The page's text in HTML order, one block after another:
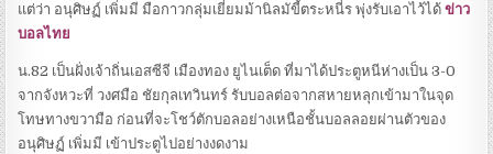
แต่ว่า อนุศิษฏ์ เพิ่มมี มือกาวกลุ่มเยี่ยมม้านิลมัขี้ตระหนี่ร พุ่งรับเอาไว้ได้ข่าว
บอลไทย
น.82 เป็นฝั่งเจ้าถิ่นเอสซีจี เมืองทอง ยูไนเต็ด ที่มาได้ประตูหนีห่างเป็น 3-0
จากจังหวะที่ วงศมือ ชัยกุลเทวินทร์ รับบอลต่อจากสหายหลุกเข้ามาในจุด
โทษทางขวามือ ก่อนที่จะโชว์ตักบอลอย่างเหนือชั้นบอลลอยผ่านตัวของ
อนุศิษฏ์ เพิ่มมี เข้าประตูไปอย่างงดงาม